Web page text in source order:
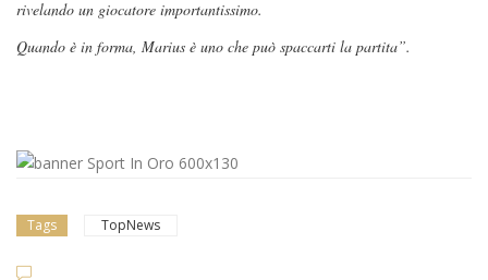
rivelando un giocatore importantissimo.
Quando è in forma, Marius è uno che può spaccarti la partita”.
Tags TopNews